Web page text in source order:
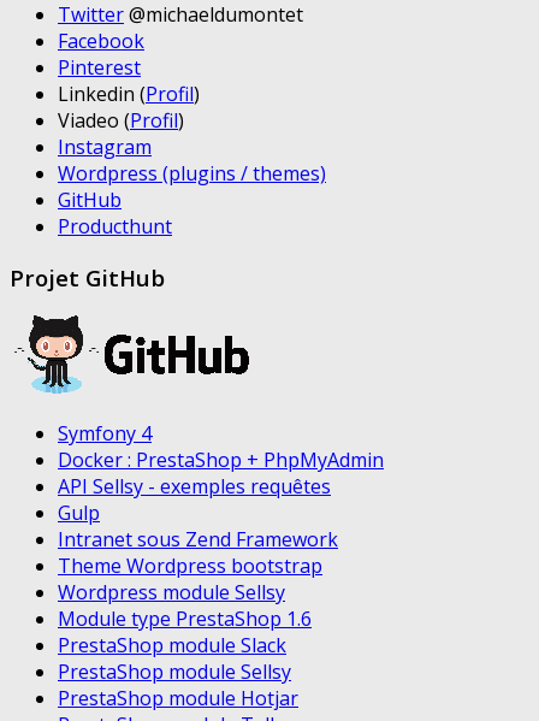
Twitter@michaeldumontet
Facebook
Pinterest
Linkedin (Profil)
Viadeo (Profil)
Instagram
Wordpress (plugins / themes)
GitHub
Producthunt
Projet GitHub
Symfony 4
Docker : PrestaShop + PhpMyAdmin
API Sellsy - exemples requêtes
Gulp
Intranet sous Zend Framework
Theme Wordpress bootstrap
Wordpress module Sellsy
Module type PrestaShop 1.6
PrestaShop module Slack
PrestaShop module Sellsy
PrestaShop module Hotjar